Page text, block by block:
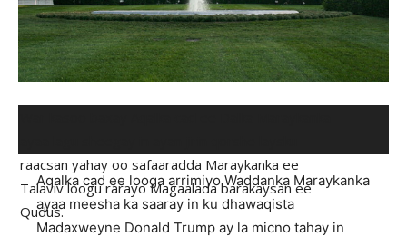
raacsan yahay oo safaaradda Maraykanka ee
Talaviv loogu rarayo Magaalada barakaysan ee
Qudus.
Aqalka cad ee looga arrimiyo Waddanka Maraykanka
ayaa meesha ka saaray in ku dhawaqista
Madaxweyne Donald Trump ay la micno tahay in